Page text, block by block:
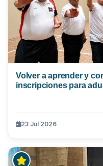
Volver a aprender y
inscripciones para
23 Jul 2026